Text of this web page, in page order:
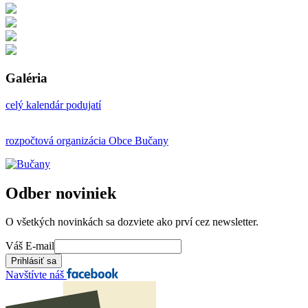
Galéria
celý kalendár podujatí
rozpočtová organizácia Obce Bučany
Odber noviniek
O všetkých novinkách sa dozviete ako prví cez newsletter.
Váš E-mail
Navštívte náš